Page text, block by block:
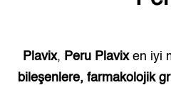
Plavix, Peru Plavixen iyi
bileşenlere, farmakolojik